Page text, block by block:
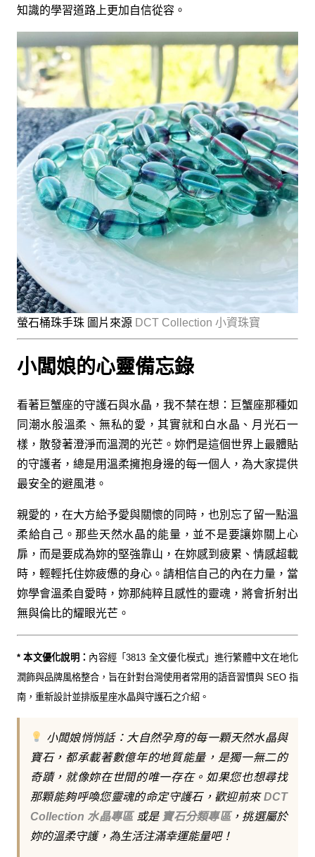
知識的學習道路上更加自信從容。
螢石桶珠手珠 圖片來源 DCT Collection 小資珠寶
小闆娘的心靈備忘錄
看著巨蟹座的守護石與水晶，我不禁在想：巨蟹座那種如
同潮水般溫柔、無私的愛，其實就和白水晶、月光石一
樣，散發著澄淨而溫潤的光芒。妳們是這個世界上最體貼
的守護者，總是用溫柔擁抱身邊的每一個人，為大家提供
最安全的避風港。
親愛的，在大方給予愛與關懷的同時，也別忘了留一點溫
柔給自己。那些天然水晶的能量，並不是要讓妳關上心
扉，而是要成為妳的堅強靠山，在妳感到疲累、情感超載
時，輕輕托住妳疲憊的身心。請相信自己的內在力量，當
妳學會溫柔自愛時，妳那純粹且感性的靈魂，將會折射出
無與倫比的耀眼光芒。
* 本文優化說明： 內容經「3813 全文優化模式」進行繁體中文在地化
潤飾與品牌風格整合，旨在針對台灣使用者常用的語音習慣與 SEO 指
南，重新設計並排版星座水晶與守護石之介紹。
小闆娘悄悄話：大自然孕育的每一顆天然水晶與
寶石，都承載著數億年的地質能量，是獨一無二的
奇蹟，就像妳在世間的唯一存在。如果您也想尋找
那顆能夠呼喚您靈魂的命定守護石，歡迎前來DCT
Collection 水晶專區或是 寶石分類專區，挑選屬於
妳的溫柔守護，為生活注滿幸運能量吧！